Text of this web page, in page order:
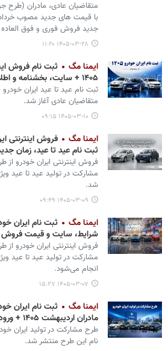
متقاضیان عادی، مادران (طرح
جدید فروش فوری و فوق
۱۴۰۵-۰۳-۲۸ ۱۱:۲۰
ایمنا مگ
ثبت نام فروش
۱۴۰۵ + سایت، بخشنامه و اطلاعیه قیمت
ثبت نام عید تا عید ایران
متقاضیان عادی آغاز شد.
۱۴۰۵-۰۳-۱۰ ۰۹:۱۵
ایمنا مگ
ثبت نام عید تا عید، زمان
شد.
۱۴۰۵-۰۳-۰۹ ۰۹:۴۹
ایمنا مگ
ثبت نام ایران
شرایط، سایت و قیمت فروش
انجام می‌شود.
۱۴۰۵-۰۳-۰۷ ۱۵:۲۷
ایمنا مگ
ثبت نام ایران
مادران اردیبهشت ۱۴۰۵ + ورود به سایت فروش اینترنتی
طرح مشارکت در تولید ایران
نام این طرح منتشر شد.